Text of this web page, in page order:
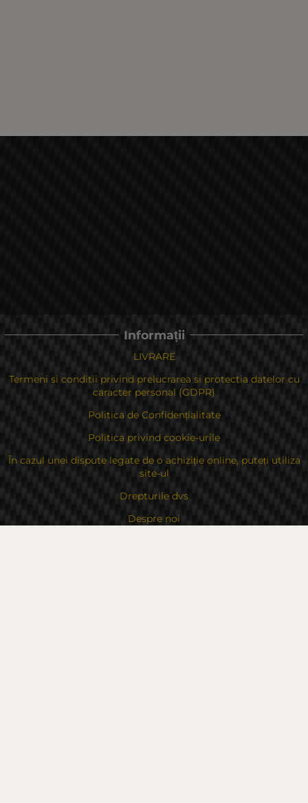
Informații
LIVRARE
Termeni si conditii privind prelucrarea si protectia datelor cu
caracter personal (GDPR)
Politica de Confidențialitate
Politica privind cookie-urile
În cazul unei dispute legate de o achiziție online, puteți utiliza
site-ul
Drepturile dvs
Despre noi